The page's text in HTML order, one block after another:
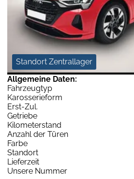
Standort Zentrallager
Allgemeine Daten:
Fahrzeugtyp
Karosserieform
Erst-Zul.
Getriebe
Kilometerstand
Anzahl der Türen
Farbe
Standort
Lieferzeit
Unsere Nummer